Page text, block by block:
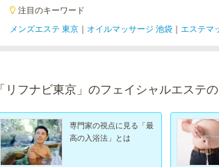
注目のキーワード
メンズエステ 東京 ｜ オイルマッサージ 池袋 ｜ エステマ
「リフナビ東京」のフェイシャルエステ
専門家の視点に見る「最
高の入浴法」とは